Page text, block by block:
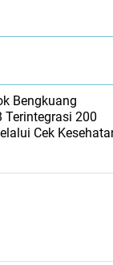
Bengkuang
Terintegrasi 200
Cek